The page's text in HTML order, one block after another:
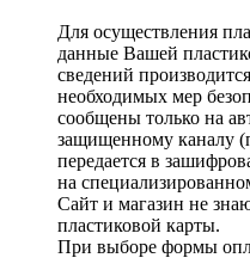
Для осуществления
данные Вашей
сведений
необходимых мер
сообщены только на
защищенному каналу
передается в
на
Сайт и магазин не
пластиковой карты.
При выборе формы